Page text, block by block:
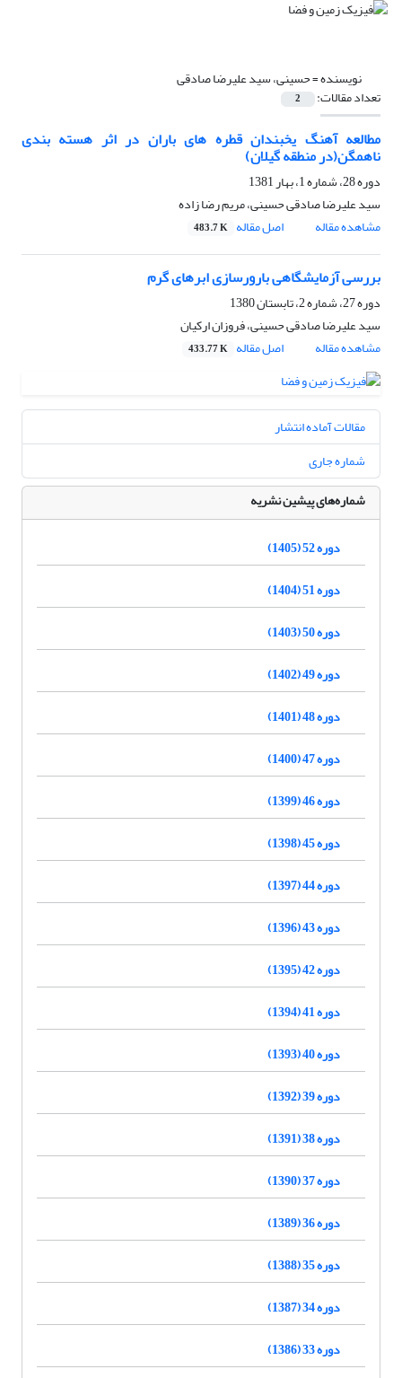
نویسنده =حسینی، سید علیرضا صادقی
تعداد مقالات: 2
مطالعه آهنگ یخبندان قطره های باران در اثر هسته بندی
ناهمگن(در منطقه گیلان)
دوره 28، شماره 1، بهار 1381
سید علیرضا صادقی حسینی، مریم رضا زاده
مشاهده مقاله
اصل مقاله 483.7 K
بررسی آزمایشگاهی بارورسازی ابرهای گرم
دوره 27، شماره 2، تابستان 1380
سید علیرضا صادقی حسینی، فروزان ارکیان
مشاهده مقاله
اصل مقاله 433.77 K
مقالات آماده انتشار
شماره جاری
شماره‌های پیشین نشریه
دوره 52 (1405)
دوره 51 (1404)
دوره 50 (1403)
دوره 49 (1402)
دوره 48 (1401)
دوره 47 (1400)
دوره 46 (1399)
دوره 45 (1398)
دوره 44 (1397)
دوره 43 (1396)
دوره 42 (1395)
دوره 41 (1394)
دوره 40 (1393)
دوره 39 (1392)
دوره 38 (1391)
دوره 37 (1390)
دوره 36 (1389)
دوره 35 (1388)
دوره 34 (1387)
دوره 33 (1386)